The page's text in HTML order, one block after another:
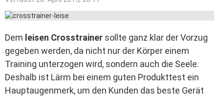
Dem leisen Crosstrainer sollte ganz klar der Vorzug
gegeben werden, da nicht nur der Körper einem
Training unterzogen wird, sondern auch die Seele.
Deshalb ist Lärm bei einem guten Produkttest ein
Hauptaugenmerk, um den Kunden das beste Gerät